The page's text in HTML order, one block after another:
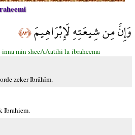
وَإِنَّ مِن شِيعَتِهِ لَإِبْرَاهِيمَ﴿٨٣﴾
inna min sheeAAatihi la-ibraheema
zeker Ibrâhîm.
Ibrahiem.